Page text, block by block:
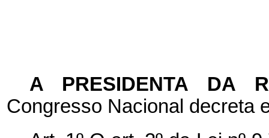
A PRESIDENTA DA
Congresso Nacional decreta